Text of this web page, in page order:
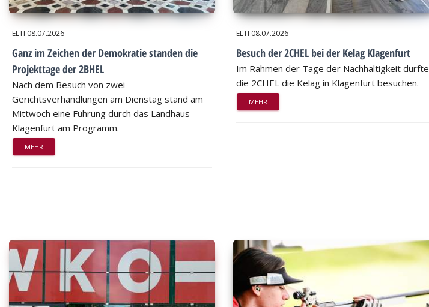
ELTI 08.07.2026
Ganz im Zeichen der Demokratie standen die
Projekttage der 2BHEL
Nach dem Besuch von zwei
Gerichtsverhandlungen am Dienstag stand am
Mittwoch eine Führung durch das Landhaus
Klagenfurt am Programm.
MEHR
ELTI 08.07.2026
Besuch der 2CHEL bei der Kelag Klagenfurt
Im Rahmen der Tage der Nachhaltigkeit durfte
die 2CHEL die Kelag in Klagenfurt besuchen.
MEHR